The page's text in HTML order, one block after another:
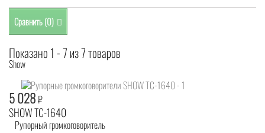
Сравнить (0)
Показано 1 - 7 из 7 товаров
Show
5 028₽
SHOW TC-1640
Рупорный громкоговоритель